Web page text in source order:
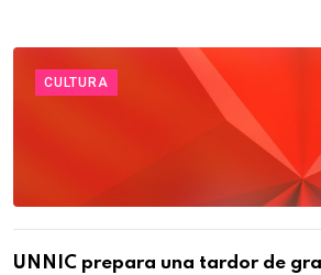
CULTURA
UNNIC prepara una tardor de